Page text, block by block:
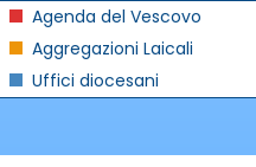
Agenda del Vescovo
Aggregazioni Laicali
Uffici diocesani